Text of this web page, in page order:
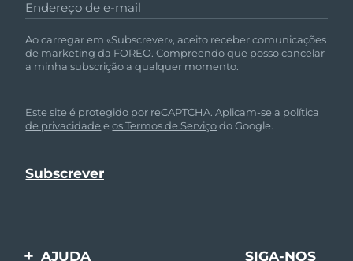
Endereço de e-mail
Ao carregar em «Subscrever», aceito receber comunicações
de marketing da FOREO. Compreendo que posso cancelar
a minha subscrição a qualquer momento.
Este site é protegido por reCAPTCHA. Aplicam-se a política
de privacidade eos Termos de Serviçodo Google.
AJUDA SIGA-NOS